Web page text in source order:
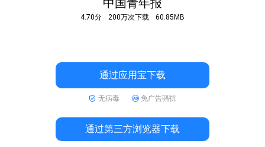
4.70分 200万次下载 60.85MB
通过应用宝下载
无病毒 免广告骚扰
通过第三方浏览器下载